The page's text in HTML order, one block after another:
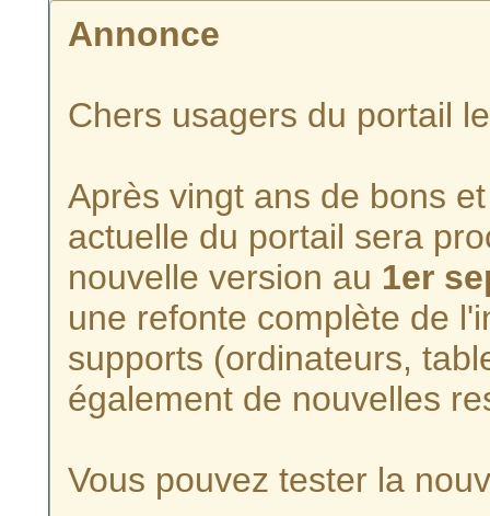
Annonce
Chers usagers du portail
Après vingt ans de bons
actuelle du portail sera
nouvelle version au 1er
une refonte complète de
supports (ordinateurs,
également de nouvelles
Vous pouvez tester la